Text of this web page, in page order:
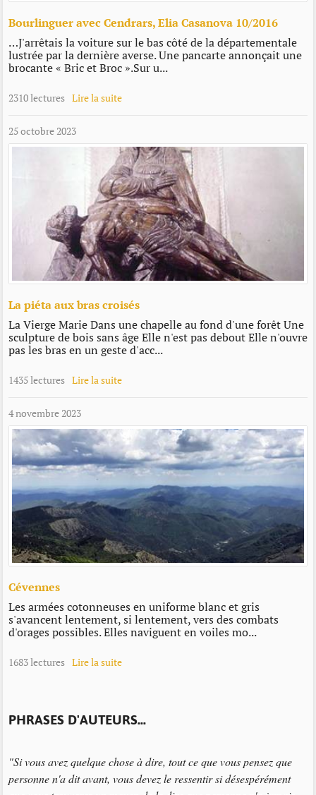
Bourlinguer avec Cendrars, Elia Casanova 10/2016
…J'arrêtais la voiture sur le bas côté de la départementale
lustrée par la dernière averse. Une pancarte annonçait une
brocante « Bric et Broc ».Sur u...
2310 lectures Lire la suite
25 octobre 2023
La piéta aux bras croisés
La Vierge Marie Dans une chapelle au fond d'une forêt Une
sculpture de bois sans âge Elle n'est pas debout Elle n'ouvre
pas les bras en un geste d'acc...
1435 lectures Lire la suite
4 novembre 2023
Cévennes
Les armées cotonneuses en uniforme blanc et gris
s'avancent lentement, si lentement, vers des combats
d'orages possibles. Elles naviguent en voiles mo...
1683 lectures Lire la suite
PHRASES D'AUTEURS...
"Si vous avez quelque chose à dire, tout ce que vous pensez que
personne n'a dit avant, vous devez le ressentir si désespérément